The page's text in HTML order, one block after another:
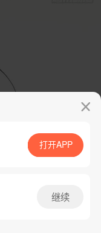
App免费看
打开APP
继续